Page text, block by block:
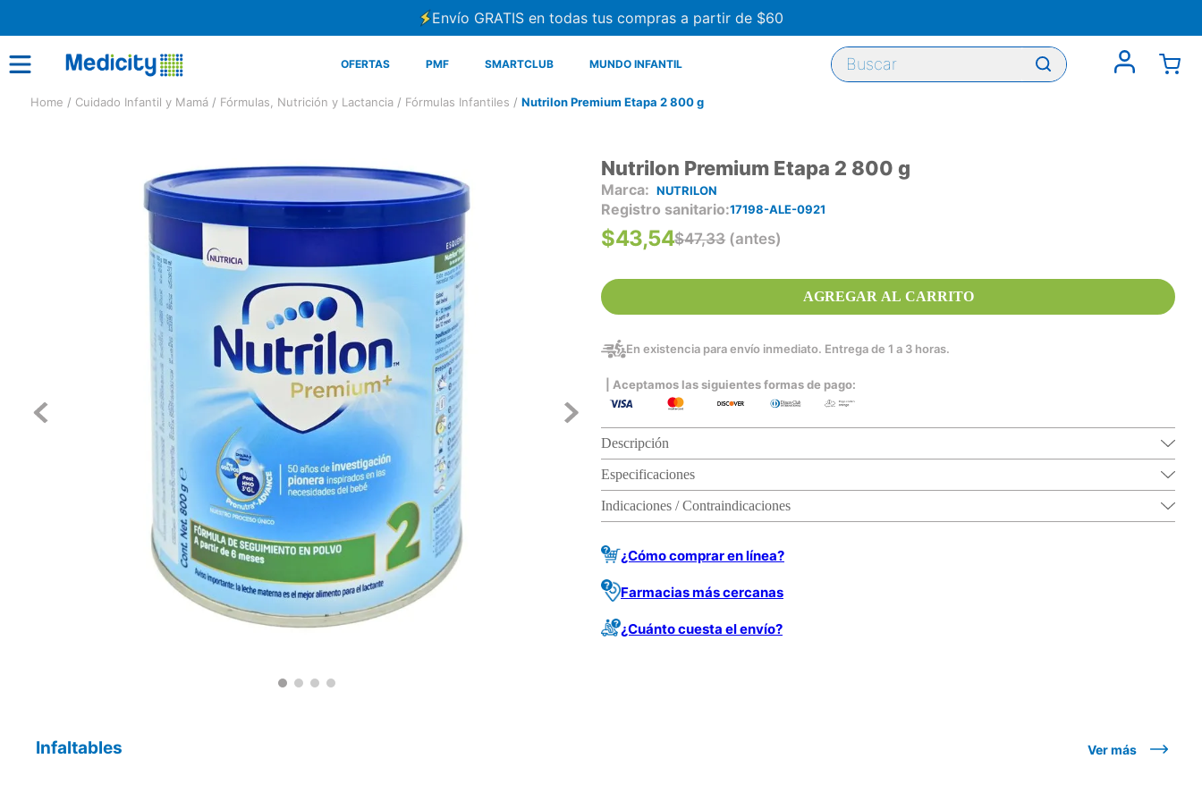
Envío GRATIS en todas tus compras a partir de $60
OFERTAS PMF SMARTCLUB MUNDO INFANTIL
Buscar
Cuidado Infantil y Mamá Fórmulas, Nutrición y Lactancia Fórmulas Infantiles Nutrilon Premium Etapa 2 800 g
Nutrilon Premium Etapa 2 800 g
NUTRILON
Registro sanitario 17198-ALE-0921
$47,33 (antes)
$43,54
AGREGAR AL CARRITO
En existencia para envío inmediato. Entrega de 1 a 3 horas.
| Aceptamos las siguientes formas de pago:
Descripción
Especificaciones
Indicaciones / Contraindicaciones
¿Cómo comprar en línea?
Farmacias más cercanas
¿Cuánto cuesta el envío?
Infaltables Ver más